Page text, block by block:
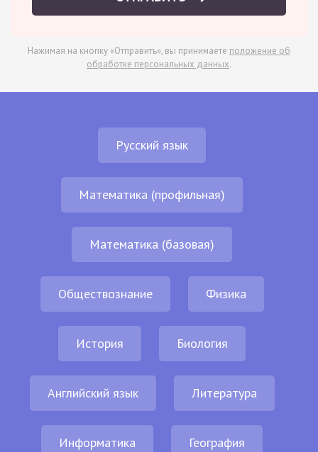
Нажимая на кнопку «Отправить», вы принимаете положение об
обработке персональных данных.
Русский язык
Математика (профильная)
Математика (базовая)
Обществознание Физика
История Биология
Английский язык Литература
Информатика География